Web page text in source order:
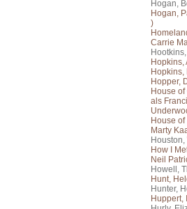
Hogan,
Hogan,
)
Carrie
Hopkins,
Hopkins,
Hopper,
House
als
House
Marty
How I
Neil
Howell,
Hunt,
Hunter,
Huppert,